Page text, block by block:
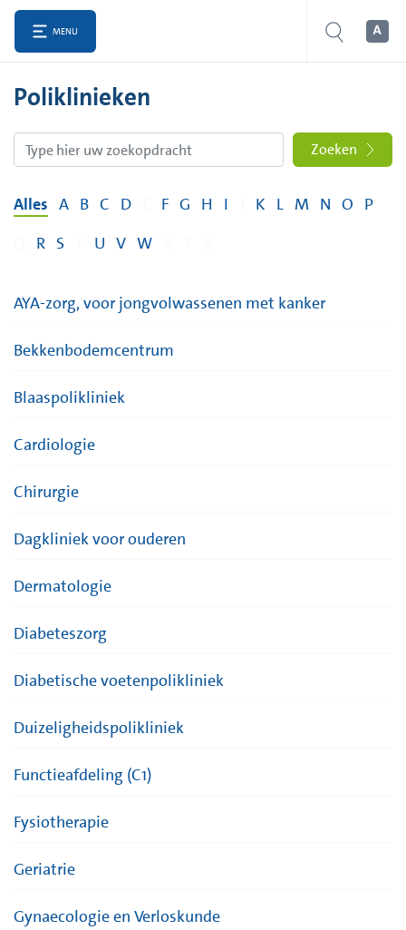
MENU
Poliklinieken
Zoeken
Alles A B C D F G H I K L M N O P
R S U V W
AYA-zorg, voor jongvolwassenen met kanker
Bekkenbodemcentrum
Blaaspolikliniek
Cardiologie
Chirurgie
Dagkliniek voor ouderen
Dermatologie
Diabeteszorg
Diabetische voetenpolikliniek
Duizeligheidspolikliniek
Functieafdeling (C1)
Fysiotherapie
Geriatrie
Gynaecologie en Verloskunde